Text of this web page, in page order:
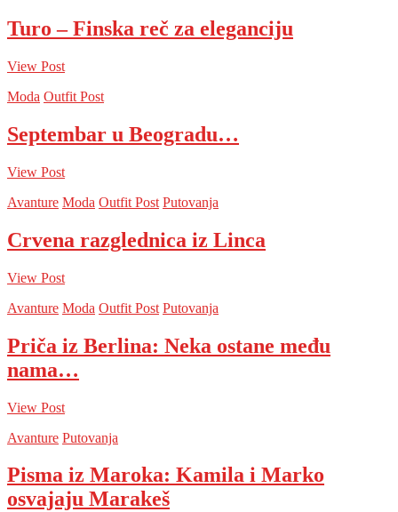
Turo – Finska reč za eleganciju
View Post
Moda Outfit Post
Septembar u Beogradu…
View Post
Avanture Moda Outfit Post Putovanja
Crvena razglednica iz Linca
View Post
Avanture Moda Outfit Post Putovanja
Priča iz Berlina: Neka ostane među
nama…
View Post
Avanture Putovanja
Pisma iz Maroka: Kamila i Marko
osvajaju Marakeš